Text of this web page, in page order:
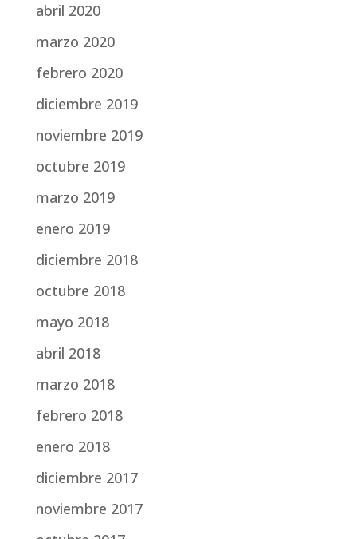
abril 2020
marzo 2020
febrero 2020
diciembre 2019
noviembre 2019
octubre 2019
marzo 2019
enero 2019
diciembre 2018
octubre 2018
mayo 2018
abril 2018
marzo 2018
febrero 2018
enero 2018
diciembre 2017
noviembre 2017